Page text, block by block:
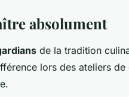
absolument
de la tradition
lors des ateliers